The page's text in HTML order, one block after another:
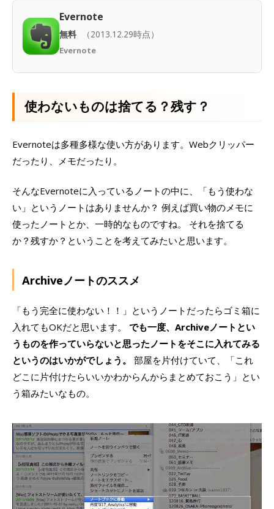
Evernote
無料 （2013.12.29時点）
Evernote
使わないものは捨てる？残す？
Evernoteは多種多様な使い方があります。Webクリッパー
だったり、メモだったり。
そんなEvernoteに入っているノートの中に、「もう使わな
い」というノートはありませんか？ 例えば買い物のメモに
使ったノートとか、一時的なものですね。 それを捨てる
か？残すか？ということを考えてみたいと思います。
Archiveノートのススメ
「もう完全に使わない！！」というノートだったらゴミ箱に
入れてもOKだと思います。 でも一度、Archiveノートとい
うものを作っていらないと思ったノートをそこに入れてみる
というのはいかがでしょう。
部屋を片付けていて、「これ
どこに片付けたらいいかわからんからまとめておこう」とい
う箱みたいなもの。